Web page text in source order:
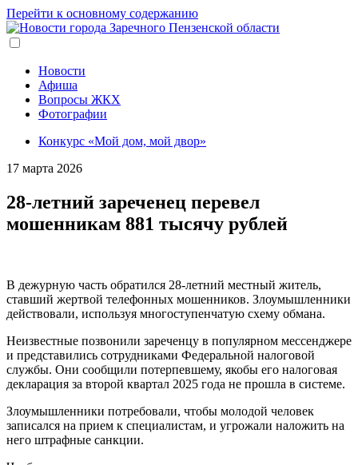
Перейти к основному содержанию
Новости
Афиша
Вопросы ЖКХ
Фотографии
Конкурс «Мой дом, мой двор»
17 марта 2026
28-летний зареченец перевел
мошенникам 881 тысячу рублей
В дежурную часть обратился 28-летний местный житель,
ставший жертвой телефонных мошенников. Злоумышленники
действовали, используя многоступенчатую схему обмана.
Неизвестные позвонили зареченцу в популярном мессенджере
и представились сотрудниками Федеральной налоговой
службы. Они сообщили потерпевшему, якобы его налоговая
декларация за второй квартал 2025 года не прошла в системе.
Злоумышленники потребовали, чтобы молодой человек
записался на прием к специалистам, и угрожали наложить на
него штрафные санкции.